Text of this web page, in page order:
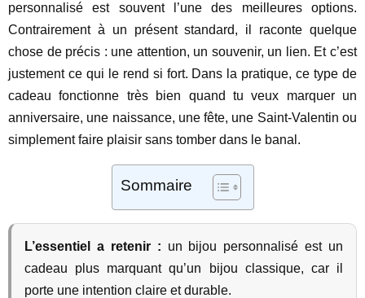
personnalisé est souvent l’une des meilleures options.
Contrairement à un présent standard, il raconte quelque
chose de précis : une attention, un souvenir, un lien. Et c’est
justement ce qui le rend si fort. Dans la pratique, ce type de
cadeau fonctionne très bien quand tu veux marquer un
anniversaire, une naissance, une fête, une Saint-Valentin ou
simplement faire plaisir sans tomber dans le banal.
Sommaire
L’essentiel a retenir : un bijou personnalisé est un
cadeau plus marquant qu’un bijou classique, car il
porte une intention claire et durable.